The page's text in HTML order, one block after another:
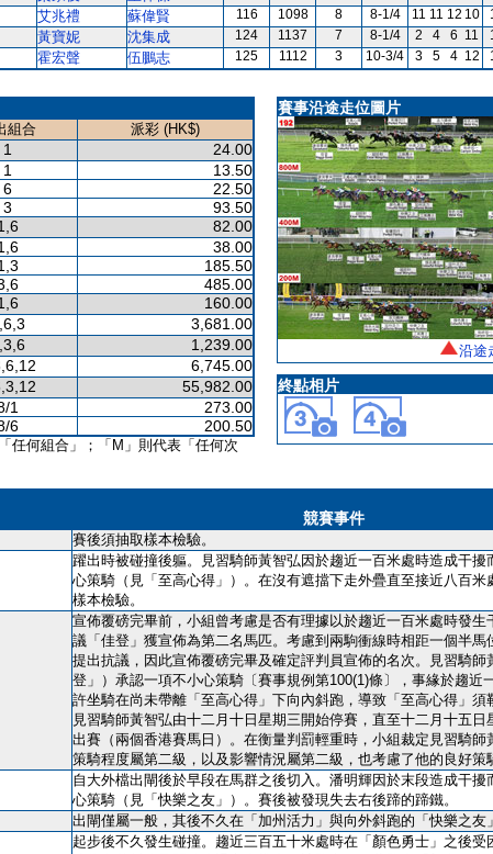
艾兆禮 蘇偉賢 116 1098 8 8-1/4 11 11 12 10
黃寶妮 沈集成 124 1137 7 8-1/4 2 4 6 11
霍宏聲 伍鵬志 125 1112 3 10-3/4 3 5 4 12
組合
派彩 (HK$)
1 24.00
1
13.50
6
22.50
3
93.50
82.00
38.00
185.50
485.00
160.00
3,681.00
1,239.00
6,745.00
55,982.00
1
273.00
6
200.50
任何組合」；「M」則代表「任何次
賽事沿途走位圖片
沿途
終點相片
競賽事件
賽後須抽取樣本檢驗。
躍出時被碰撞後軀。見習騎師黃智弘因於趨近一百米處時造成干擾
心策騎（見「至高心得」）。在沒有遮擋下走外疊直至接近八百米
樣本檢驗。
宣佈覆磅完畢前，小組曾考慮是否有理據以於趨近一百米處時發生
議「佳登」獲宣佈為第二名馬匹。考慮到兩駒衝線時相距一個半馬
提出抗議，因此宣佈覆磅完畢及確定評判員宣佈的名次。見習騎師
登」）承認一項不小心策騎〔賽事規例第100(1)條〕，事緣於趨近
許坐騎在尚未帶離「至高心得」下向內斜跑，導致「至高心得」須
見習騎師黃智弘由十二月十日星期三開始停賽，直至十二月十五日
出賽（兩個香港賽馬日）。在衡量判罰輕重時，小組裁定見習騎師
策騎程度屬第二級，以及影響情況屬第二級，也考慮了他的良好策
自大外檔出閘後於早段在馬群之後切入。潘明輝因於末段造成干擾
心策騎（見「快樂之友」）。賽後被發現失去右後蹄的蹄鐵。
出閘僅屬一般，其後不久在「加州活力」與向外斜跑的「快樂之友
起步後不久發生碰撞。趨近三百五十米處時在「顏色勇士」之後受